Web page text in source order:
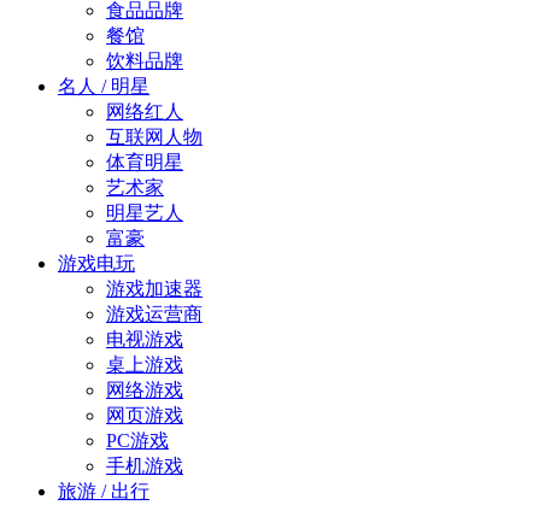
食品品牌
餐馆
饮料品牌
名人 / 明星
网络红人
互联网人物
体育明星
艺术家
明星艺人
富豪
游戏电玩
游戏加速器
游戏运营商
电视游戏
桌上游戏
网络游戏
网页游戏
PC游戏
手机游戏
旅游 / 出行